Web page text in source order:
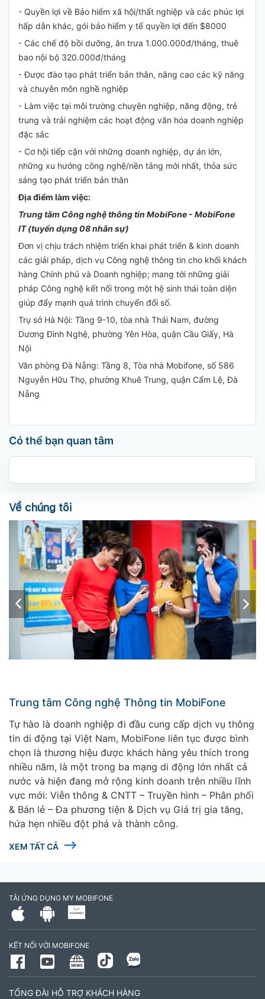
- Quyền lợi về Bảo hiểm xã hội/thất nghiệp và các phúc lợi
hấp dẫn khác, gói bảo hiểm y tế quyền lợi đến $8000
- Các chế độ bồi dưỡng, ăn trưa 1.000.000đ/tháng, thuê
bao nội bộ 320.000đ/tháng
- Được đào tạo phát triển bản thân, nâng cao các kỹ năng
và chuyên môn nghề nghiệp
- Làm việc tại môi trường chuyên nghiệp, năng động, trẻ
trung và trải nghiệm các hoạt động văn hóa doanh nghiệp
đặc sắc
- Cơ hội tiếp cận với những doanh nghiệp, dự án lớn,
những xu hướng công nghệ/nền tảng mới nhất, thỏa sức
sáng tạo phát triển bản thân
Địa điểm làm việc:
Trung tâm Công nghệ thông tin MobiFone - MobiFone
IT (tuyển dụng 08 nhân sự)
Đơn vị chịu trách nhiệm triển khai phát triển & kinh doanh
các giải pháp, dịch vụ Công nghệ thông tin cho khối khách
hàng Chính phủ và Doanh nghiệp; mang tới những giải
pháp Công nghệ kết nối trong một hệ sinh thái toàn diện
giúp đẩy mạnh quá trình chuyển đổi số.
Trụ sở Hà Nội: Tầng 9-10, tòa nhà Thái Nam, đường
Dương Đình Nghệ, phường Yên Hòa, quận Cầu Giấy, Hà
Nội
Văn phòng Đà Nẵng: Tầng 8, Tòa nhà Mobifone, số 586
Nguyễn Hữu Thọ, phường Khuê Trung, quận Cẩm Lệ, Đà
Nẵng
Có thể bạn quan tâm
Về chúng tôi
Trung tâm Công nghệ Thông tin MobiFone
Tự hào là doanh nghiệp đi đầu cung cấp dịch vụ thông
tin di động tại Việt Nam, MobiFone liên tục được bình
chọn là thương hiệu được khách hàng yêu thích trong
nhiều năm, là một trong ba mạng di động lớn nhất cả
nước và hiện đang mở rộng kinh doanh trên nhiều lĩnh
vực mới: Viễn thông & CNTT – Truyền hình – Phân phối
& Bán lẻ – Đa phương tiện & Dịch vụ Giá trị gia tăng,
hứa hẹn nhiều đột phá và thành công.
XEM TẤT CẢ
TẢI ỨNG DỤNG MY MOBIFONE
KẾT NỐI VỚI MOBIFONE
TỔNG ĐÀI HỖ TRỢ KHÁCH HÀNG